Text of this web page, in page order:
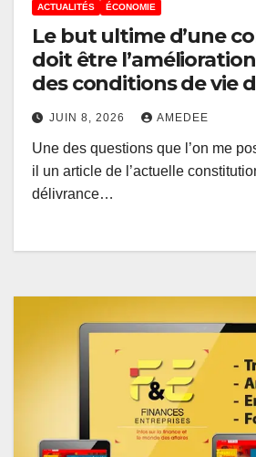
ACTUALITÉS ÉCONOMIE
Le but ultime d’une
doit être
des conditions de vie
population (Jo
JUIN 8, 2026 AMEDEE
Une des questions que l’on me
il un article de l’actuelle
délivrance…